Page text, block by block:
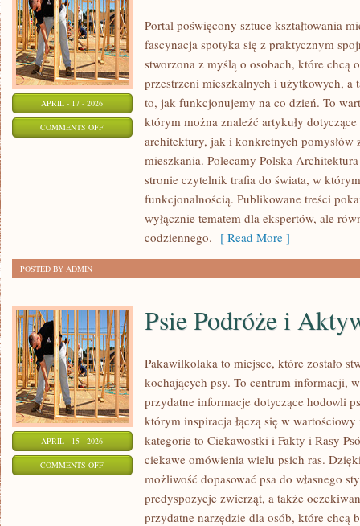
APRIL - 17 - 2026
COMMENTS OFFON
ARCHITEKTURA
Portal poświęcony sztuce kształtowania
fascynacja spotyka się z praktycznym
stworzona z myślą o osobach, które chcą
przestrzeni mieszkalnych i użytkowych, a
to, jak funkcjonujemy na co dzień. To
którym można znaleźć artykuły
architektury, jak i konkretnych pomysłów
mieszkania. Polecamy Polska
stronie czytelnik trafia do świata, w
funkcjonalnością. Publikowane treści
wyłącznie tematem dla ekspertów, ale
codziennego. [ Read More ]
POSTED BY ADMIN
APRIL - 15 - 2026
COMMENTS OFFON
Psie Podróże i
Pakawilkolaka to miejsce, które zostało
kochających psy. To centrum informacji,
przydatne informacje dotyczące hodowli
którym inspiracja łączą się w wartościowy
kategorie to Ciekawostki i Fakty i Rasy
ciekawe omówienia wielu psich ras.
możliwość dopasować psa do własnego
predyspozycje zwierząt, a także
przydatne narzędzie dla osób, które chcą